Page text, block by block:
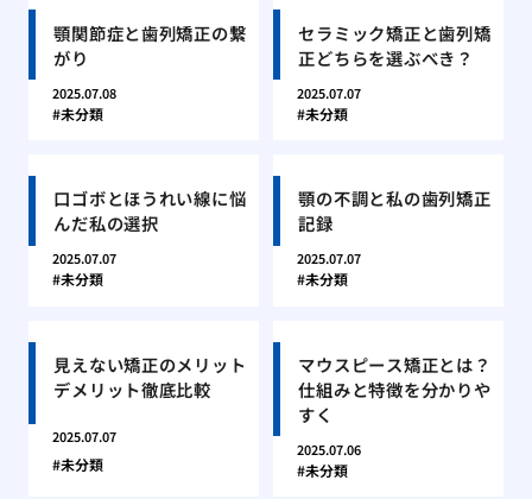
顎関節症と歯列矯正の繋
がり
2025.07.08
未分類
セラミック矯正と歯列矯
正どちらを選ぶべき？
2025.07.07
未分類
口ゴボとほうれい線に悩
んだ私の選択
2025.07.07
未分類
顎の不調と私の歯列矯正
記録
2025.07.07
未分類
見えない矯正のメリット
デメリット徹底比較
2025.07.07
未分類
マウスピース矯正とは？
仕組みと特徴を分かりや
すく
2025.07.06
未分類